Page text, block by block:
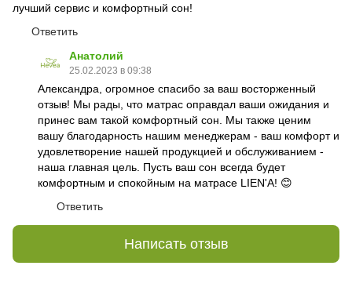
лучший сервис и комфортный сон!
Ответить
Анатолий
25.02.2023 в 09:38
Александра, огромное спасибо за ваш восторженный
отзыв! Мы рады, что матрас оправдал ваши ожидания и
принес вам такой комфортный сон. Мы также ценим
вашу благодарность нашим менеджерам - ваш комфорт и
удовлетворение нашей продукцией и обслуживанием -
наша главная цель. Пусть ваш сон всегда будет
комфортным и спокойным на матрасе LIEN'A! 😊
Ответить
Написать отзыв